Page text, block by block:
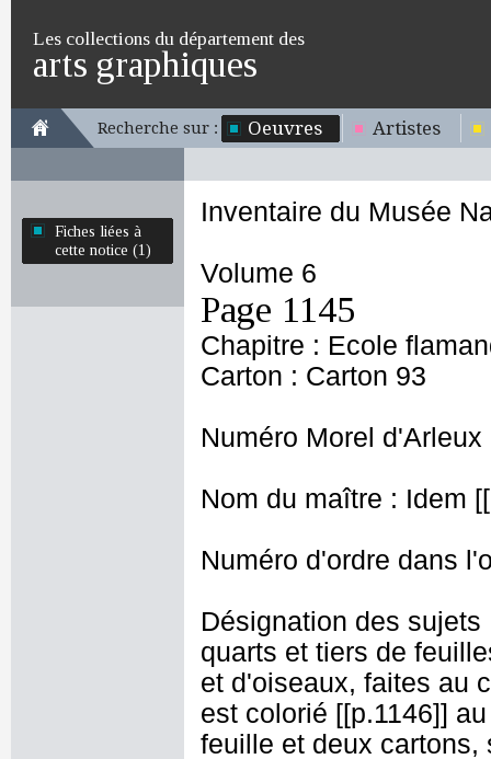
Les collections du département des
arts graphiques
Recherche sur : Oeuvres Artistes
Fiches liées à
cette notice (1)
Inventaire du Musée
Volume 6
Page 1145
Chapitre : Ecole
Carton : Carton 93
Numéro Morel d'Arleux
Nom du maître : Idem
Numéro d'ordre dans
Désignation des
quarts et tiers de
et d'oiseaux, faites au
est colorié [[p.1146]]
feuille et deux